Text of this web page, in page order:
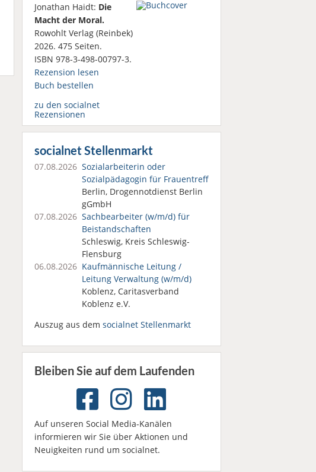
Jonathan Haidt: Die
Macht der Moral.
Rowohlt Verlag (Reinbek)
2026. 475 Seiten.
ISBN 978-3-498-00797-3.
Rezension lesen
Buch bestellen
zu den socialnet
Rezensionen
socialnet Stellenmarkt
07.08.2026 Sozialarbeiterin oder
Sozialpädagogin für Frauentreff
Berlin, Drogennotdienst Berlin
gGmbH
07.08.2026 Sachbearbeiter (w/m/d) für
Beistandschaften
Schleswig, Kreis Schleswig-
Flensburg
06.08.2026 Kaufmännische Leitung /
Leitung Verwaltung (w/m/d)
Koblenz, Caritasverband
Koblenz e.V.
Auszug aus dem socialnet Stellenmarkt
Bleiben Sie auf dem Laufenden
Auf unseren Social Media-Kanälen
informieren wir Sie über Aktionen und
Neuigkeiten rund um socialnet.